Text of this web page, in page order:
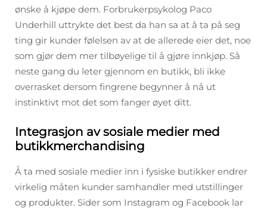
ønske å kjøpe dem. Forbrukerpsykolog Paco
Underhill uttrykte det best da han sa at å ta på seg
ting gir kunder følelsen av at de allerede eier det, noe
som gjør dem mer tilbøyelige til å gjøre innkjøp. Så
neste gang du leter gjennom en butikk, bli ikke
overrasket dersom fingrene begynner å nå ut
instinktivt mot det som fanger øyet ditt.
Integrasjon av sosiale medier med
butikkmerchandising
Å ta med sosiale medier inn i fysiske butikker endrer
virkelig måten kunder samhandler med utstillinger
og produkter. Sider som Instagram og Facebook lar